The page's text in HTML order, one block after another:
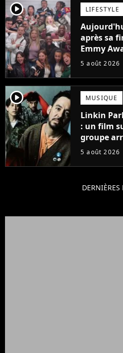
player2 LIFESTYLE
après sa
Emmy
suite...
5 août 2026
player2 MUSIQUE
Linkin
: un film
groupe
5 août 2026
DERNIÈRES